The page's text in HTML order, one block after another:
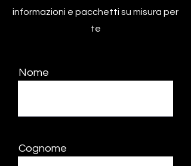
informazioni e pacchetti su misura per
te
Nome
Cognome